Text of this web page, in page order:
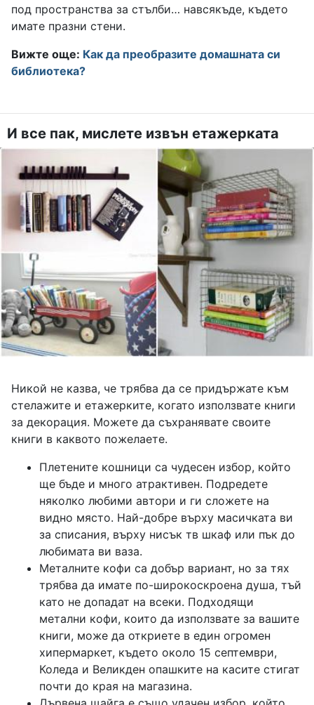
под пространства за стълби… навсякъде, където
имате празни стени.
Вижте още: Как да преобразите домашната си
библиотека?
И все пак, мислете извън етажерката
Никой не казва, че трябва да се придържате към
стелажите и етажерките, когато използвате книги
за декорация. Можете да съхранявате своите
книги в каквото пожелаете.
Плетените кошници са чудесен избор, който
ще бъде и много атрактивен. Подредете
няколко любими автори и ги сложете на
видно място. Най-добре върху масичката ви
за списания, върху нисък тв шкаф или пък до
любимата ви ваза.
Металните кофи са добър вариант, но за тях
трябва да имате по-широкоскроена душа, тъй
като не допадат на всеки. Подходящи
метални кофи, които да използвате за вашите
книги, може да откриете в един огромен
хипермаркет, където около 15 септември,
Коледа и Великден опашките на касите стигат
почти до края на магазина.